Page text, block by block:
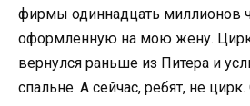
фирмы одиннадцать миллионов
оформленную на мою жену. Цирк
вернулся раньше из Питера и
спальне. А сейчас, ребят, не